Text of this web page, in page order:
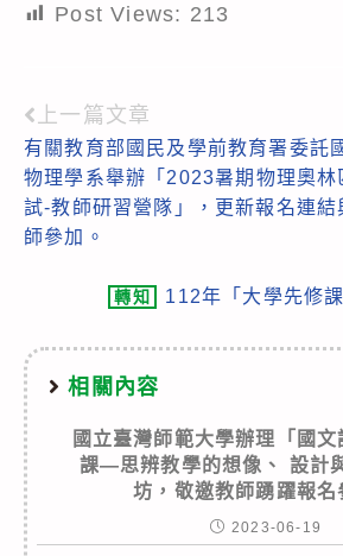
Post Views: 213
Read
more
articles
上一篇文章
有關教育部國民及學前教育署委託
物理學系舉辦「2023暑期物理奧林
試-教師研習營隊」，更新報名連
師參加。
轉知 112年「大學先修
相關內容
國立臺灣師範大學辦理「國
課—思辨教學的想像、 設計
坊，敬邀教師踴躍報名
2023-06-19